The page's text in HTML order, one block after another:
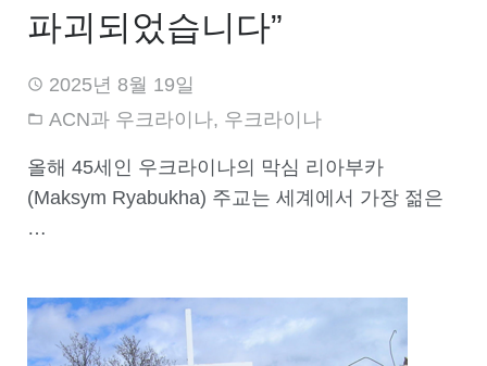
파괴되었습니다”
2025년 8월 19일
ACN과 우크라이나, 우크라이나
올해 45세인 우크라이나의 막심 리아부카
(Maksym Ryabukha) 주교는 세계에서 가장 젊은
…